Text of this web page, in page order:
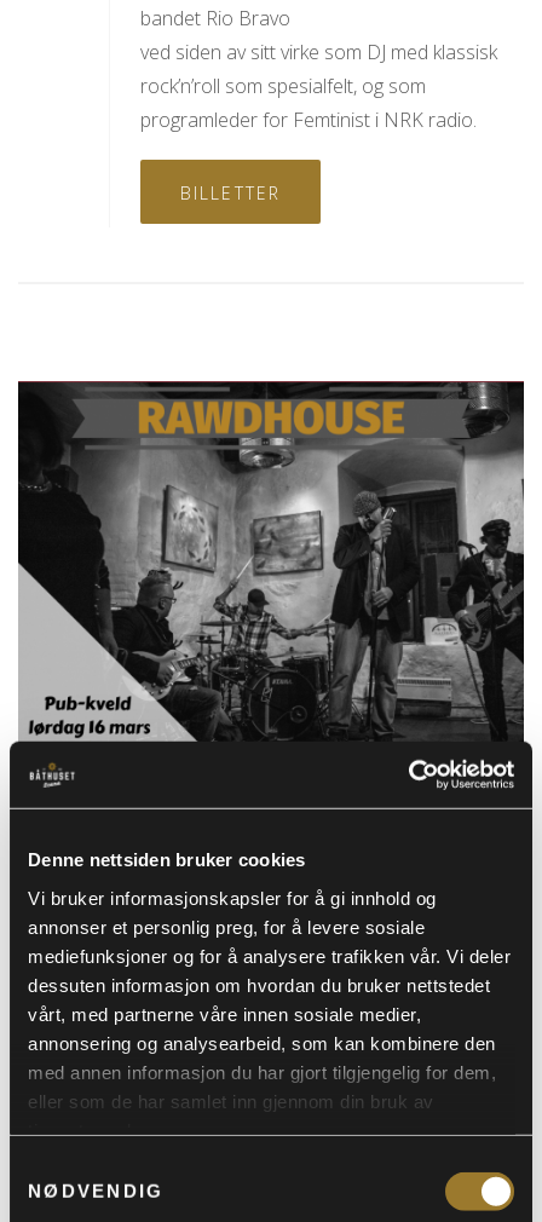
Denne nettsiden bruker cookies
Vi bruker informasjonskapsler for å gi innhold og
annonser et personlig preg, for å levere sosiale
mediefunksjoner og for å analysere trafikken vår. Vi deler
dessuten informasjon om hvordan du bruker nettstedet
vårt, med partnerne våre innen sosiale medier,
annonsering og analysearbeid, som kan kombinere den
med annen informasjon du har gjort tilgjengelig for dem,
eller som de har samlet inn gjennom din bruk av
NØDVENDIG
bandet Rio Bravo
ved siden av sitt virke som DJ med klassisk
rock’n’roll som spesialfelt, og som
programleder for Femtinist i NRK radio.
BILLETTER
16
MARS
Pub-Kveld med
Rawdhouse
Rawdhouse starta beskjedent i august 2014.
Første gig var i desember samme år med tre
Men bandet hadde mer ambisjoner: Gitarist